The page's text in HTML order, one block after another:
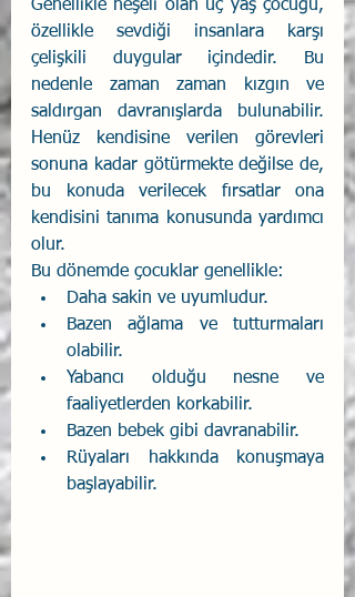
Genellikle neşeli olan üç yaş çocuğu,
özellikle sevdiği insanlara karşı
çelişkili duygular içindedir. Bu
nedenle zaman zaman kızgın ve
saldırgan davranışlarda bulunabilir.
Henüz kendisine verilen görevleri
sonuna kadar götürmekte değilse de,
bu konuda verilecek fırsatlar ona
kendisini tanıma konusunda yardımcı
olur.
Bu dönemde çocuklar genellikle:
Daha sakin ve uyumludur.
Bazen ağlama ve tutturmaları
olabilir.
Yabancı olduğu nesne ve
faaliyetlerden korkabilir.
Bazen bebek gibi davranabilir.
Rüyaları hakkında konuşmaya
başlayabilir.